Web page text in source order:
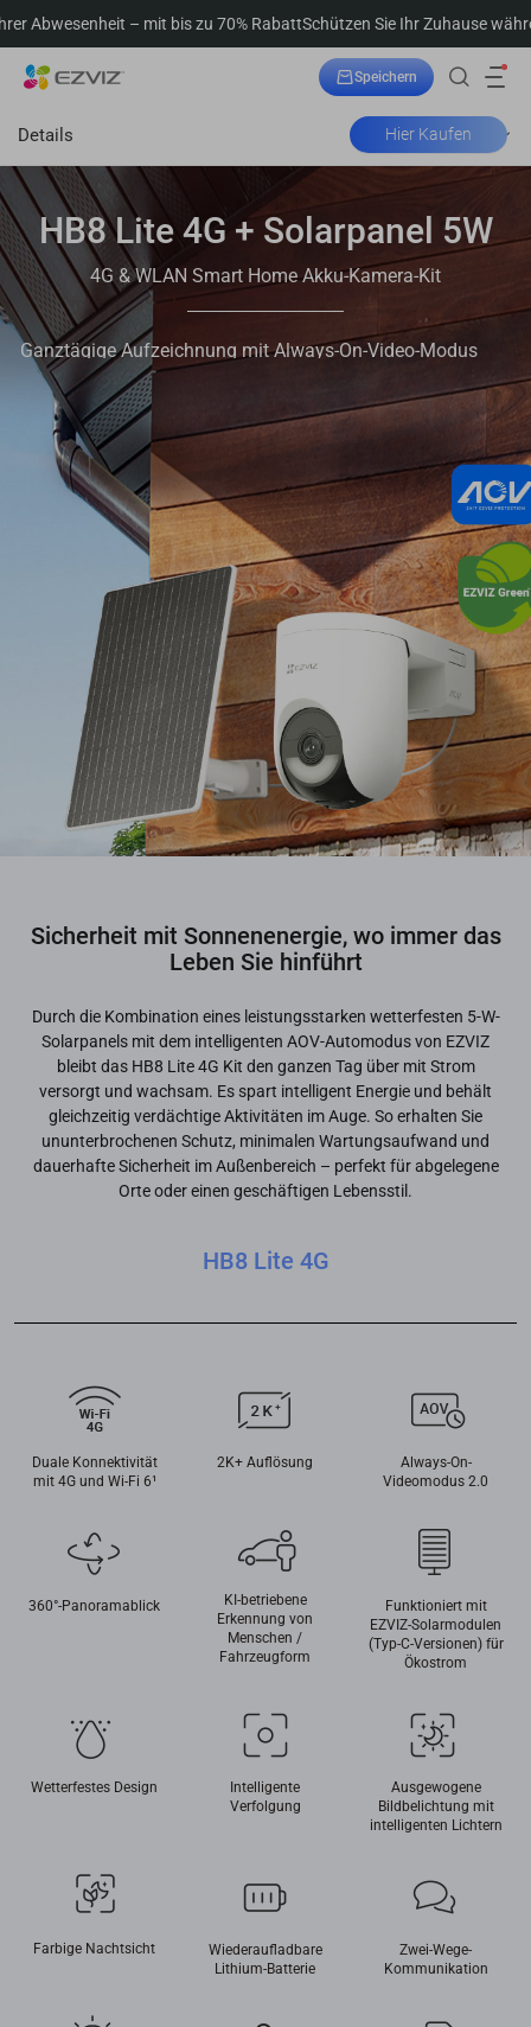
– mit bis zu 70% RabattSchützen Sie Ihr Zuhause während Ihrer
Speichern
Details Hier Kaufen
HB8 Lite 4G + Solarpanel 5W
4G & WLAN Smart Home Akku-Kamera-Kit
Ganztägige Aufzeichnung mit Always-On-Video-Modus
Sicherheit mit Sonnenenergie, wo immer das
Leben Sie hinführt
Durch die Kombination eines leistungsstarken wetterfesten 5-W-
Solarpanels mit dem intelligenten AOV-Automodus von EZVIZ
bleibt das HB8 Lite 4G Kit den ganzen Tag über mit Strom
versorgt und wachsam. Es spart intelligent Energie und behält
gleichzeitig verdächtige Aktivitäten im Auge. So erhalten Sie
ununterbrochenen Schutz, minimalen Wartungsaufwand und
dauerhafte Sicherheit im Außenbereich – perfekt für abgelegene
Orte oder einen geschäftigen Lebensstil.
HB8 Lite 4G
Duale Konnektivität
mit 4G und Wi-Fi 6¹
2K+ Auflösung
Always-On-
Videomodus 2.0
360°-Panoramablick
KI-betriebene
Erkennung von
Menschen /
Fahrzeugform
Funktioniert mit
EZVIZ-Solarmodulen
(Typ-C-Versionen) für
Ökostrom
Wetterfestes Design
Intelligente
Verfolgung
Ausgewogene
Bildbelichtung mit
intelligenten Lichtern
Farbige Nachtsicht
Wiederaufladbare
Lithium-Batterie
Zwei-Wege-
Kommunikation